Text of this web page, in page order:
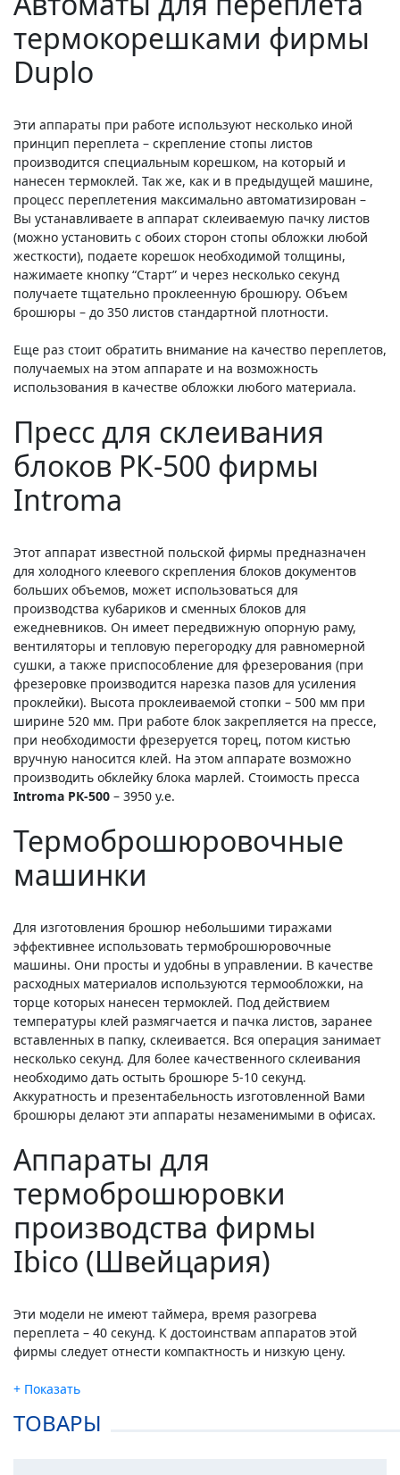
термокорешками фирмы
Duplo
Эти аппараты при работе используют несколько иной
принцип переплета – скрепление стопы листов
производится специальным корешком, на который и
нанесен термоклей. Так же, как и в предыдущей машине,
процесс переплетения максимально автоматизирован –
Вы устанавливаете в аппарат склеиваемую пачку листов
(можно установить с обоих сторон стопы обложки любой
жесткости), подаете корешок необходимой толщины,
нажимаете кнопку “Старт” и через несколько секунд
получаете тщательно проклеенную брошюру. Объем
брошюры – до 350 листов стандартной плотности.
Еще раз стоит обратить внимание на качество переплетов,
получаемых на этом аппарате и на возможность
использования в качестве обложки любого материала.
Пресс для склеивания
блоков РК-500 фирмы
Introma
Этот аппарат известной польской фирмы предназначен
для холодного клеевого скрепления блоков документов
больших объемов, может использоваться для
производства кубариков и сменных блоков для
ежедневников. Он имеет передвижную опорную раму,
вентиляторы и тепловую перегородку для равномерной
сушки, а также приспособление для фрезерования (при
фрезеровке производится нарезка пазов для усиления
проклейки). Высота проклеиваемой стопки – 500 мм при
ширине 520 мм. При работе блок закрепляется на прессе,
при необходимости фрезеруется торец, потом кистью
вручную наносится клей. На этом аппарате возможно
производить обклейку блока марлей. Стоимость пресса
Introma РК-500 – 3950 у.е.
Термоброшюровочные
машинки
Для изготовления брошюр небольшими тиражами
эффективнее использовать термоброшюровочные
машины. Они просты и удобны в управлении. В качестве
расходных материалов используются термообложки, на
торце которых нанесен термоклей. Под действием
температуры клей размягчается и пачка листов, заранее
вставленных в папку, склеивается. Вся операция занимает
несколько секунд. Для более качественного склеивания
необходимо дать остыть брошюре 5-10 секунд.
Аккуратность и презентабельность изготовленной Вами
брошюры делают эти аппараты незаменимыми в офисах.
Аппараты для
термоброшюровки
производства фирмы
Ibico (Швейцария)
Эти модели не имеют таймера, время разогрева
переплета – 40 секунд. К достоинствам аппаратов этой
фирмы следует отнести компактность и низкую цену.
ТОВАРЫ